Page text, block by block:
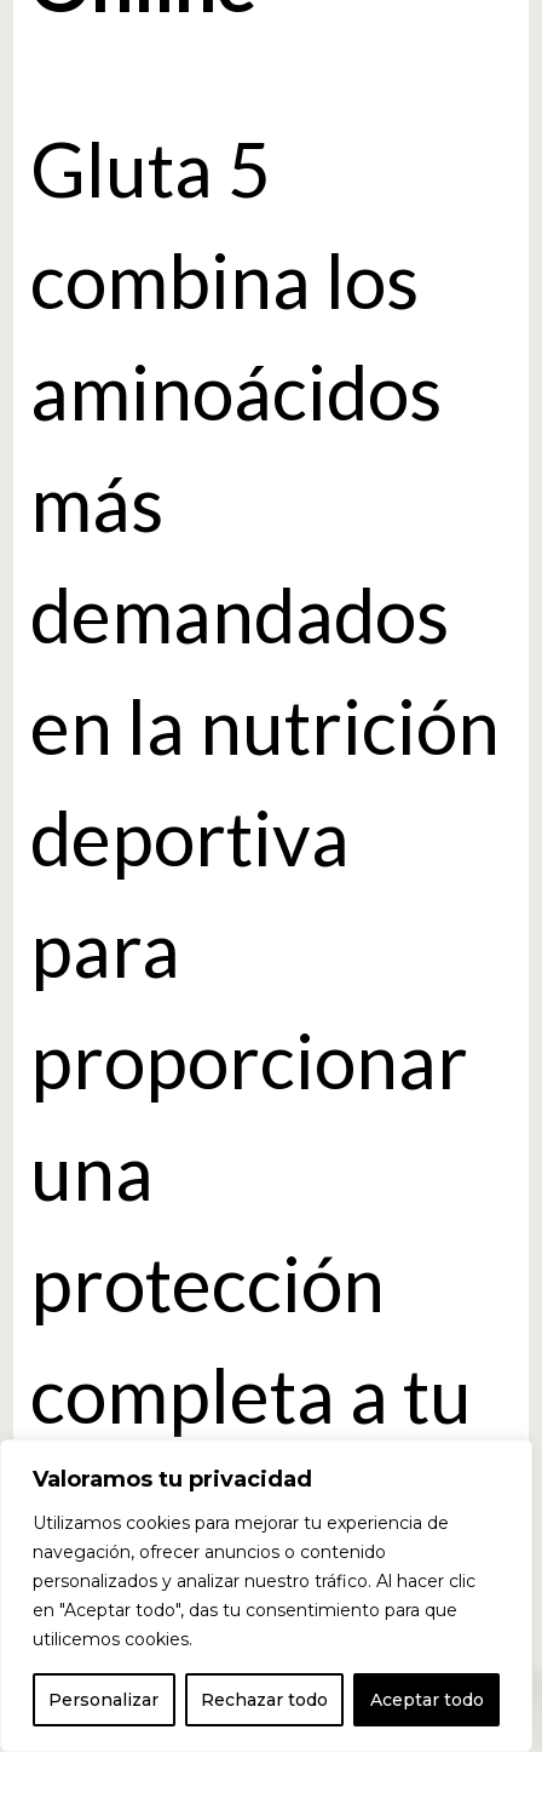
Valoramos tu privacidad
Utilizamos cookies para mejorar tu experiencia de
navegación, ofrecer anuncios o contenido
personalizados y analizar nuestro tráfico. Al hacer clic
en "Aceptar todo", das tu consentimiento para que
utilicemos cookies.
Personalizar Rechazar todo Aceptar todo
Gluta 5
combina los
aminoácidos
más
demandados
en la nutrición
deportiva
para
proporcionar
una
protección
completa a tu
masa
muscular,
reducir la